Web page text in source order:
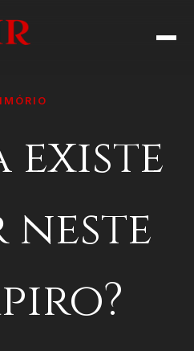
existe
neste